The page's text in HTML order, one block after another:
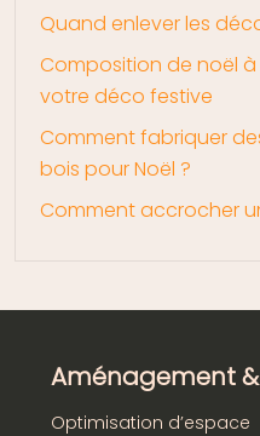
Quand enlever les
Composition de noël
votre déco festive
Comment fabriquer
bois pour Noël ?
Comment accrocher
Aménagement
Optimisation d’espace